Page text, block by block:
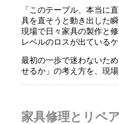
「このテーブル、本当に
具を直そうと動き出した
現場で日々家具の製作と
レベルのロスが出ている
最初の一歩で迷わないた
せるか」の考え方を、現
家具修理とリペ